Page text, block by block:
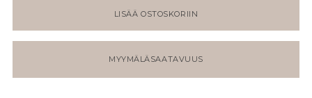
LISÄÄ OSTOSKORIIN
MYYMÄLÄSAATAVUUS